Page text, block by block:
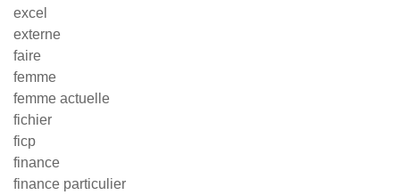
excel
externe
faire
femme
femme actuelle
fichier
ficp
finance
finance particulier